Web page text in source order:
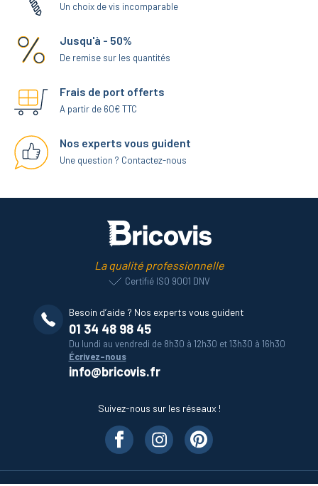
Un choix de vis incomparable
Jusqu'à - 50%
De remise sur les quantités
Frais de port offerts
A partir de 60€ TTC
Nos experts vous guident
Une question ? Contactez-nous
La qualité professionnelle
Certifié ISO 9001 DNV
Besoin d’aide ? Nos experts vous guident
01 34 48 98 45
Du lundi au vendredi de 8h30 à 12h30 et 13h30 à 16h30
Écrivez-nous
info@bricovis.fr
Suivez-nous sur les réseaux !